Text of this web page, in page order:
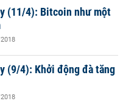
(11/4): Bitcoin như một
(9/4): Khởi động đà tăng